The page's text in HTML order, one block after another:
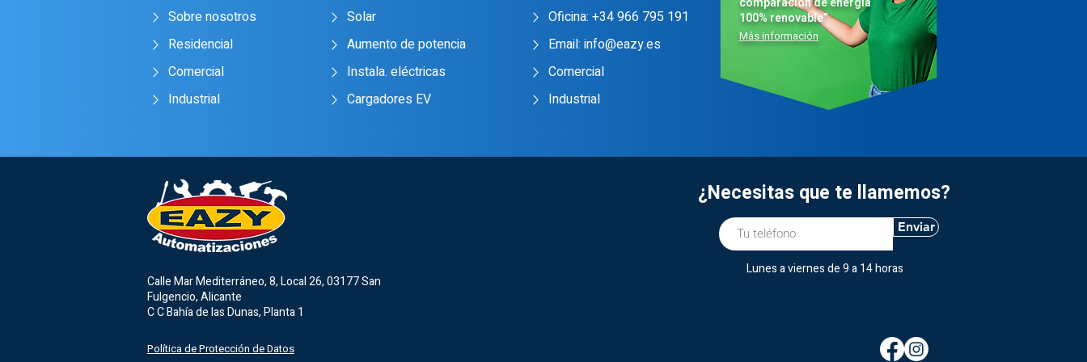
Sobre nosotros
Residencial
Comercial
Industrial
Solar
Aumento de potencia
Instala. eléctricas
Cargadores EV
Oficina: +34 966 795 191
Email: info@eazy.es
Comercial
Industrial
100% renovable”
Más información
Calle Mar Mediterráneo, 8, Local 26, 03177 San
Fulgencio, Alicante
C C Bahía de las Dunas, Planta 1
Política de Protección de Datos
¿Necesitas que te llamemos?
Enviar
Lunes a viernes de 9 a 14 horas